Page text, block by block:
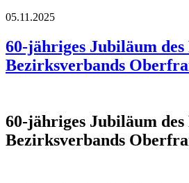
05.11.2025
60-jähriges Jubiläum
Bezirksverbands
60-jähriges Jubiläum
Bezirksverbands